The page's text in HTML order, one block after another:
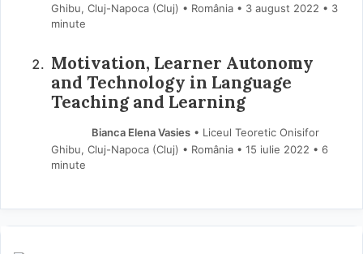
Ghibu, Cluj-Napoca (Cluj) • România
3 august 2022 • 3
minute
Motivation, Learner Autonomy
and Technology in Language
Teaching and Learning
Bianca Elena Vasies• Liceul Teoretic Onisifor
Ghibu, Cluj-Napoca (Cluj) • România
15 iulie 2022 • 6
minute